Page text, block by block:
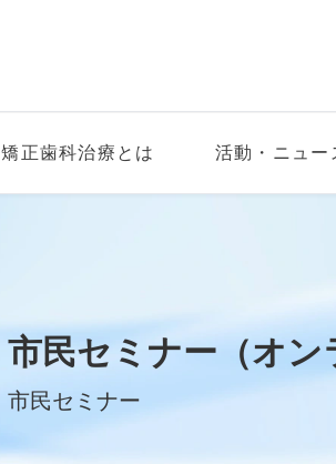
矯正歯科治療とは 活動・ニュー
市民セミナー（オン
市民セミナー